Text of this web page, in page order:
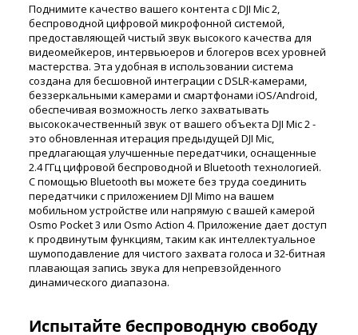
Поднимите качество вашего контента с DJI Mic 2,
беспроводной цифровой микрофонной системой,
предоставляющей чистый звук высокого качества для
видеомейкеров, интервьюеров и блогеров всех уровней
мастерства. Эта удобная в использовании система
создана для бесшовной интеграции с DSLR-камерами,
беззеркальными камерами и смартфонами iOS/Android,
обеспечивая возможность легко захватывать
высококачественный звук от вашего объекта DJI Mic 2 -
это обновленная итерация предыдущей DJI Mic,
предлагающая улучшенные передатчики, оснащенные
2.4 ГГц цифровой беспроводной и Bluetooth технологией.
С помощью Bluetooth вы можете без труда соединить
передатчики с приложением DJI Mimo на вашем
мобильном устройстве или напрямую с вашей камерой
Osmo Pocket 3 или Osmo Action 4. Приложение дает доступ
к продвинутым функциям, таким как интеллектуальное
шумоподавление для чистого захвата голоса и 32-битная
плавающая запись звука для непревзойденного
динамического диапазона.
Испытайте беспроводную свободу